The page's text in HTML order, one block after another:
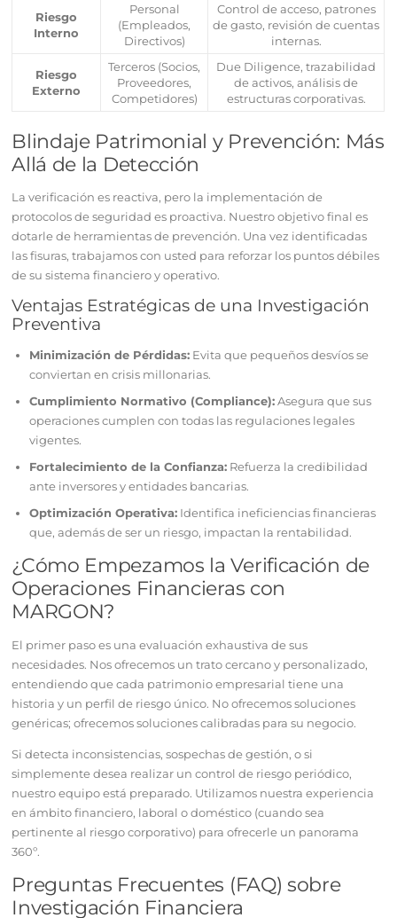
Riesgo
Interno
Personal
(Empleados,
Directivos)
Control de acceso, patrones
de gasto, revisión de cuentas
internas.
Riesgo
Externo
Terceros (Socios,
Proveedores,
Competidores)
Due Diligence, trazabilidad
de activos, análisis de
estructuras corporativas.
Blindaje Patrimonial y Prevención: Más
Allá de la Detección
La verificación es reactiva, pero la implementación de
protocolos de seguridad es proactiva. Nuestro objetivo final es
dotarle de herramientas de prevención. Una vez identificadas
las fisuras, trabajamos con usted para reforzar los puntos débiles
de su sistema financiero y operativo.
Ventajas Estratégicas de una Investigación
Preventiva
Minimización de Pérdidas: Evita que pequeños desvíos se
conviertan en crisis millonarias.
Cumplimiento Normativo (Compliance):Asegura que sus
operaciones cumplen con todas las regulaciones legales
vigentes.
Fortalecimiento de la Confianza: Refuerza la credibilidad
ante inversores y entidades bancarias.
Optimización Operativa: Identifica ineficiencias financieras
que, además de ser un riesgo, impactan la rentabilidad.
¿Cómo Empezamos la Verificación de
Operaciones Financieras con
MARGON?
El primer paso es una evaluación exhaustiva de sus
necesidades. Nos ofrecemos un trato cercano y personalizado,
entendiendo que cada patrimonio empresarial tiene una
historia y un perfil de riesgo único. No ofrecemos soluciones
genéricas; ofrecemos soluciones calibradas para su negocio.
Si detecta inconsistencias, sospechas de gestión, o si
simplemente desea realizar un control de riesgo periódico,
nuestro equipo está preparado. Utilizamos nuestra experiencia
en ámbito financiero, laboral o doméstico (cuando sea
pertinente al riesgo corporativo) para ofrecerle un panorama
360º.
Preguntas Frecuentes (FAQ) sobre
Investigación Financiera